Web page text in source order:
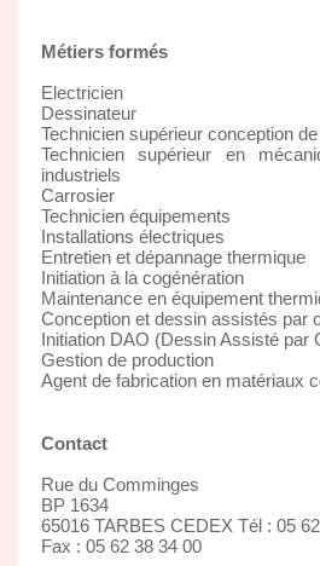
Métiers formés
Electricien
Dessinateur
Technicien supérieur conception
Technicien supérieur en
industriels
Carrosier
Technicien équipements
Installations électriques
Entretien et dépannage thermique
Initiation à la cogénération
Maintenance en équipement
Conception et dessin assistés par
Initiation DAO (Dessin Assisté par
Gestion de production
Agent de fabrication en matériaux
Contact
Rue du Comminges
BP 1634
65016 TARBES CEDEX Tél : 05
Fax : 05 62 38 34 00